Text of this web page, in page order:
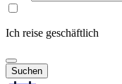
Ich reise geschäftlich
Suchen